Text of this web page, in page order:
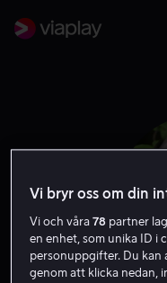
Vi bryr oss om din
Vi och våra78 partner
en enhet, som unika ID i
personuppgifter. Du kan
genom att klicka nedan,